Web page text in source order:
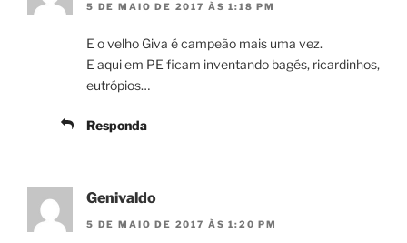
5 DE MAIO DE 2017 ÀS 1:18 PM
E o velho Giva é campeão mais uma vez.
E aqui em PE ficam inventando bagés, ricardinhos,
eutrópios…
Responda
Genivaldo
5 DE MAIO DE 2017 ÀS 1:20 PM